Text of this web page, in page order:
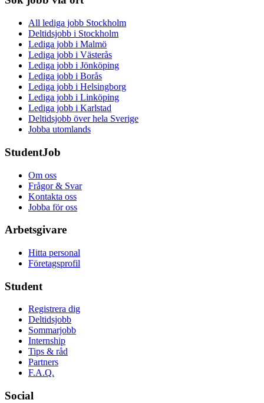
All lediga jobb Stockholm
Deltidsjobb i Stockholm
Lediga jobb i Malmö
Lediga jobb i Västerås
Lediga jobb i Jönköping
Lediga jobb i Borås
Lediga jobb i Helsingborg
Lediga jobb i Linköping
Lediga jobb i Karlstad
Deltidsjobb över hela Sverige
Jobba utomlands
StudentJob
Om oss
Frågor & Svar
Kontakta oss
Jobba för oss
Arbetsgivare
Hitta personal
Företagsprofil
Student
Registrera dig
Deltidsjobb
Sommarjobb
Internship
Tips & råd
Partners
F.A.Q.
Social